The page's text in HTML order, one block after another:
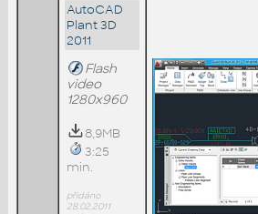
AutoCAD
Plant 3D
2011
Flash
video
1280x960
8,9MB
3:25
min.
přidáno
28.02.2011